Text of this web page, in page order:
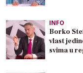
INFO
Borko
vlast
svima u